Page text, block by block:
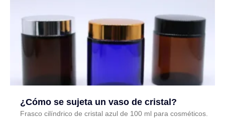
¿Cómo se sujeta un vaso de cristal?
Frasco cilíndrico de cristal azul de 100 ml para cosméticos.